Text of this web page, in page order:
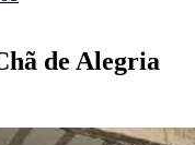
de Alegria